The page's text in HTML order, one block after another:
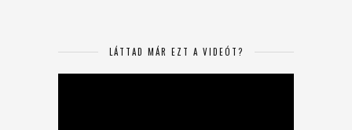
LÁTTAD MÁR EZT A VIDEÓT?